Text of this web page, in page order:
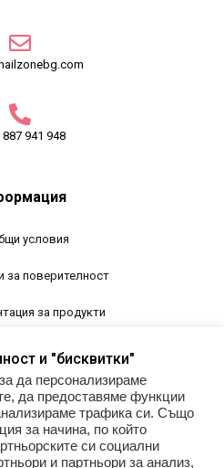
887 941 948
условия
за поверителност
за продукти
Гел лак
и "бисквитки"
да персонализираме
да предоставяме функции
трафика си. Също
за начина, по който
си социални
и партньори за анализ,